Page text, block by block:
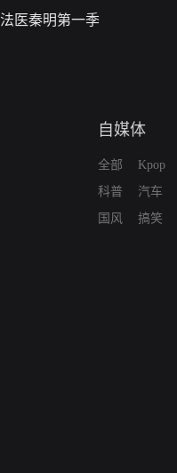
法医秦明第一季
自媒体
全部
科普
国风
Kpop
汽车
搞笑